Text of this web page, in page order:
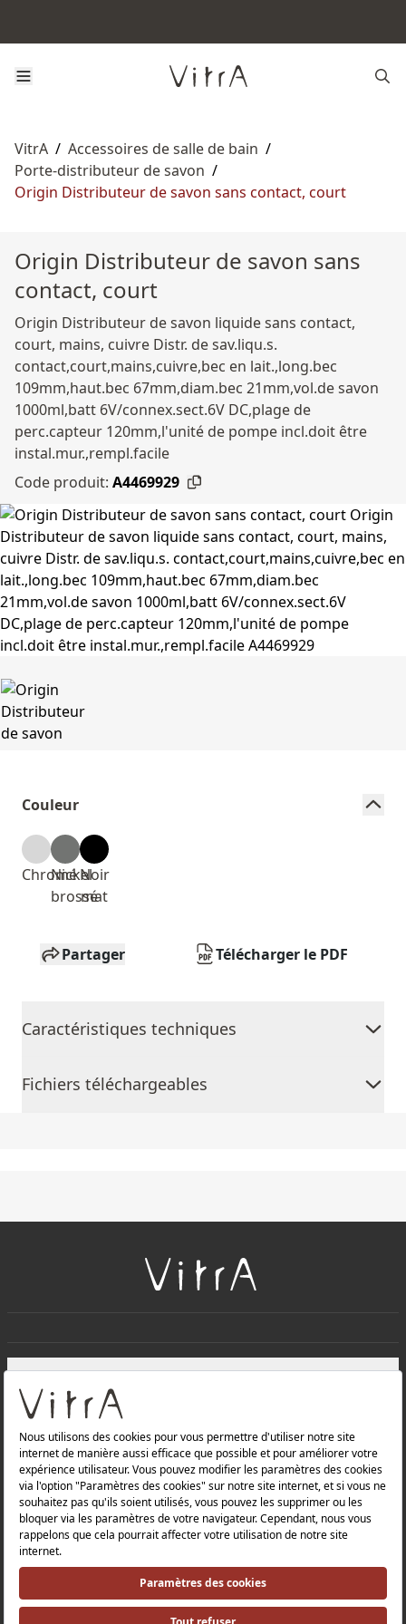
VitrA / Accessoires de salle de bain /
Porte-distributeur de savon /
Origin Distributeur de savon sans contact, court
Origin Distributeur de savon sans
contact, court
Origin Distributeur de savon liquide sans contact,
court, mains, cuivre Distr. de sav.liqu.s.
contact,court,mains,cuivre,bec en lait.,long.bec
109mm,haut.bec 67mm,diam.bec 21mm,vol.de savon
1000ml,batt 6V/connex.sect.6V DC,plage de
perc.capteur 120mm,l'unité de pompe incl.doit être
instal.mur.,rempl.facile
Code produit: A4469929
Couleur
Chromé
Nickel
brossé
Noir
mat
Partager Télécharger le PDF
Caractéristiques techniques
Fichiers téléchargeables
Produits
Politique de confidentialité et politique de protection des
Politique de qualité |
Politique de santé et de sécurité au travail |
Politique environnementale |